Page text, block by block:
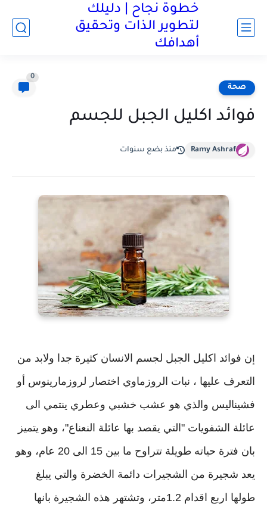
خطوة نجاح | دليلك
لتطوير الذات وتحقيق
أهدافك
صحة
0
فوائد اكليل الجبل للجسم
Ramy Ashraf منذ بضع سنوات
إن فوائد اكليل الجبل لجسم الانسان كثيرة جدا ولابد من
التعرف عليها ، نبات الروزماوي اختصار لروزمارينوس أو
فشيناليس والذي هو عشب خشبي وعطري ينتمي الى
عائلة الشفويات "التي يقصد بها عائلة النعناع"، وهو يتميز
بان فترة حياته طويلة تتراوح ما بين 15 الى 20 عام، وهو
يعد شجيرة من الشجيرات دائمة الخضرة والتي يبلغ
طولها اربع اقدام 1.2متر، وتشتهر هذه الشجيرة بانها